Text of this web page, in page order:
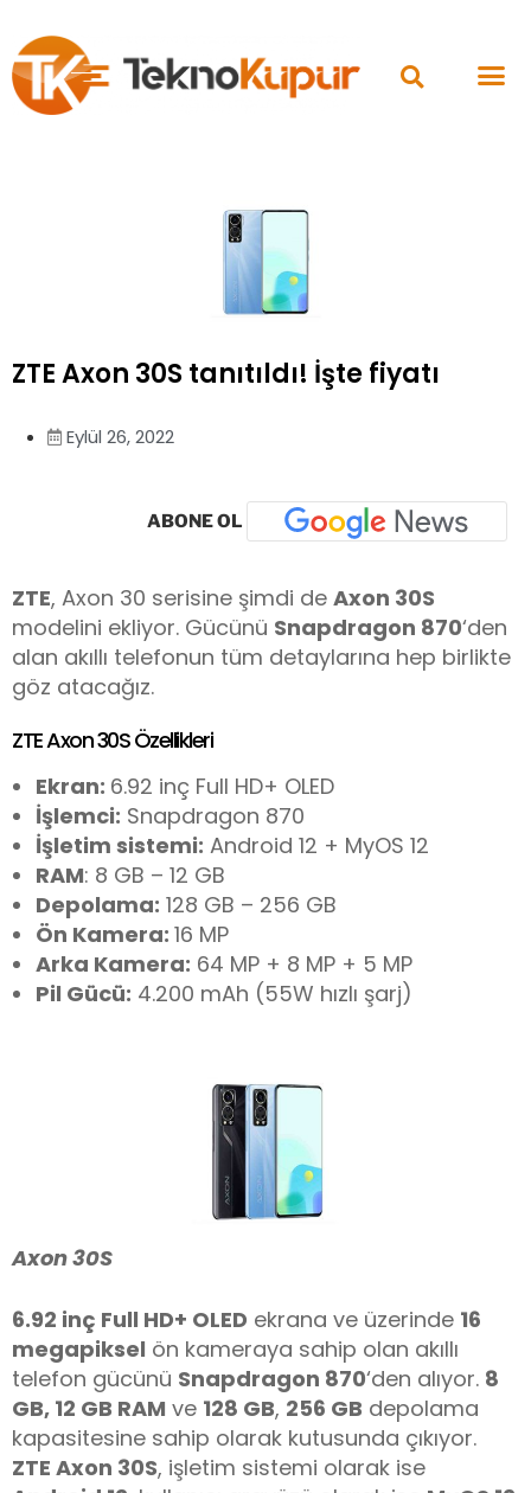
ZTE Axon 30S tanıtıldı! İşte fiyatı
Eylül 26, 2022
ABONE OL
ZTE, Axon 30 serisine şimdi de Axon 30S
modelini ekliyor. Gücünü Snapdragon 870‘den
alan akıllı telefonun tüm detaylarına hep birlikte
göz atacağız.
ZTE Axon 30S Özellikleri
Ekran: 6.92 inç Full HD+ OLED
İşlemci: Snapdragon 870
İşletim sistemi: Android 12 + MyOS 12
RAM: 8 GB – 12 GB
Depolama: 128 GB – 256 GB
Ön Kamera: 16 MP
Arka Kamera: 64 MP + 8 MP + 5 MP
Pil Gücü: 4.200 mAh (55W hızlı şarj)
Axon 30S
6.92 inç Full HD+ OLED ekrana ve üzerinde 16
megapiksel ön kameraya sahip olan akıllı
telefon gücünü Snapdragon 870‘den alıyor. 8
GB, 12 GB RAM ve 128 GB, 256 GB depolama
kapasitesine sahip olarak kutusunda çıkıyor.
ZTE Axon 30S, işletim sistemi olarak ise